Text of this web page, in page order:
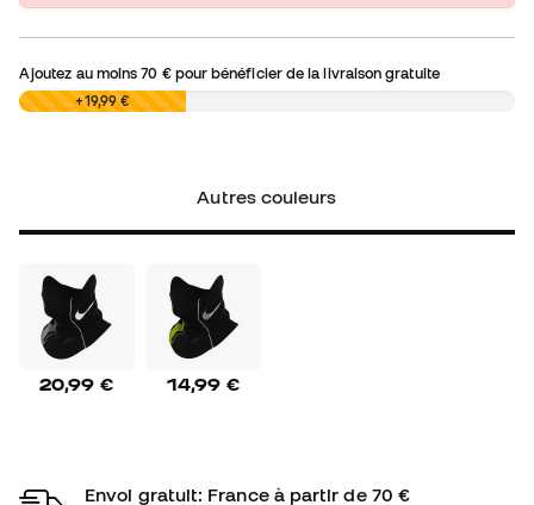
Ajoutez au moins70 €pour bénéficier de la livraison gratuite
0,00 € +19,99 €
Autres couleurs
20,99 € 14,99 €
Envoi gratuit: France à partir de 70 €